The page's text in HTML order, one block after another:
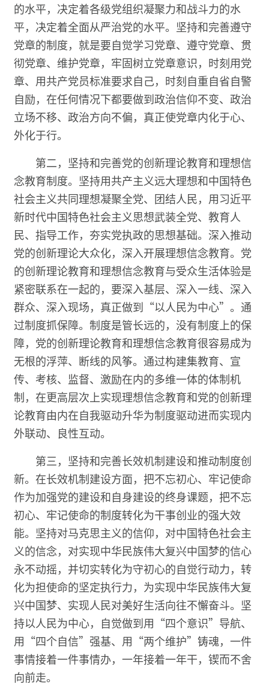
的水平，决定着各级党组织凝聚力和战斗力的水
平，决定着全面从严治党的水平。坚持和完善遵守
党章的制度，就是要自觉学习党章、遵守党章、贯
彻党章、维护党章，牢固树立党章意识，时刻用党
章、用共产党员标准要求自己，时刻自重自省自警
自励，在任何情况下都要做到政治信仰不变、政治
立场不移、政治方向不偏，真正使党章内化于心、
外化于行。
第二，坚持和完善党的创新理论教育和理想信
念教育制度。坚持用共产主义远大理想和中国特色
社会主义共同理想凝聚全党、团结人民，用习近平
新时代中国特色社会主义思想武装全党、教育人
民、指导工作，夯实党执政的思想基础。深入推动
党的创新理论大众化，深入开展理想信念教育。党
的创新理论教育和理想信念教育与受众生活体验是
紧密联系在一起的，要深入基层、深入一线、深入
群众、深入现场，真正做到“以人民为中心”。通
过制度抓保障。制度是管长远的，没有制度上的保
障，党的创新理论教育和理想信念教育很容易成为
无根的浮萍、断线的风筝。通过构建集教育、宣
传、考核、监督、激励在内的多维一体的体制机
制，在更高层次上实现理想信念教育和党的创新理
论教育由内在自我驱动升华为制度驱动进而实现内
外联动、良性互动。
第三，坚持和完善长效机制建设和推动制度创
新。在长效机制建设方面，把不忘初心、牢记使命
作为加强党的建设和自身建设的终身课题，把不忘
初心、牢记使命的制度转化为干事创业的强大效
能。坚持对马克思主义的信仰，对中国特色社会主
义的信念，对实现中华民族伟大复兴中国梦的信心
永不动摇，并切实转化为守初心的自觉行动力，转
化为担使命的坚定执行力，为实现中华民族伟大复
兴中国梦、实现人民对美好生活向往不懈奋斗。坚
持以人民为中心，自觉做到用“四个意识”导航、
用“四个自信”强基、用“两个维护”铸魂，一件
事情接着一件事情办，一年接着一年干，锲而不舍
向前走。